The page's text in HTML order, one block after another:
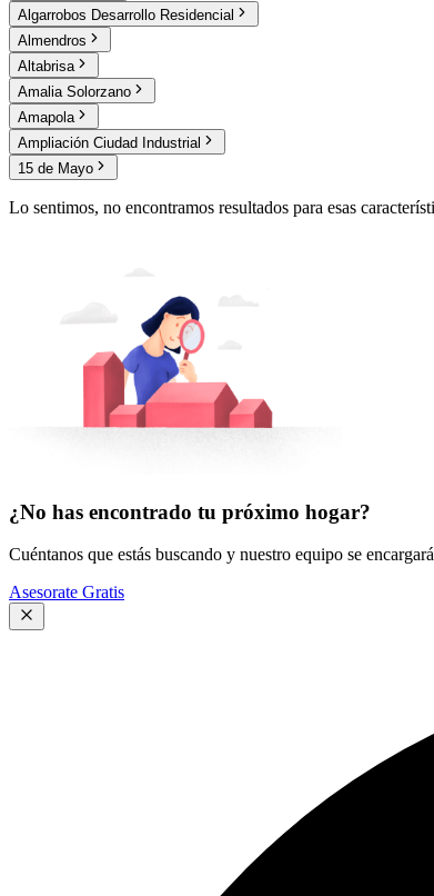
Algarrobos Desarrollo Residencial
Almendros
Altabrisa
Amalia Solorzano
Amapola
Ampliación Ciudad Industrial
15 de Mayo
Lo sentimos, no encontramos resultados para esas
¿No has encontrado tu próximo hogar?
Cuéntanos que estás buscando y nuestro equipo se
Asesorate Gratis